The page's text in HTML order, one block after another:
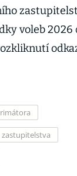
voleb
zastupitelstva